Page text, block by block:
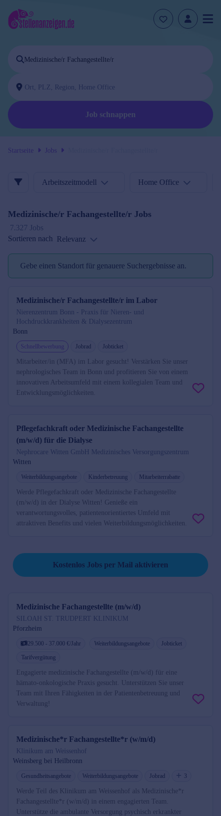
Job schnappen
Startseite Jobs
Arbeitszeitmodell Home Office
Medizinische/r Fachangestellte/r Jobs
7.327 Jobs
Sortieren nach Relevanz
Gebe einen Standort für genauere Suchergebnisse an.
Medizinische/r Fachangestellte/r im Labor
Nierenzentrum Bonn - Praxis für Nieren- und
Hochdruckkrankheiten & Dialysezentrum
Bonn
Schnellbewerbung Jobrad Jobticket
Mitarbeiter/in (MFA) im Labor gesucht! Verstärken Sie unser
nephrologisches Team in Bonn und profitieren Sie von einem
innovativen Arbeitsumfeld mit einem kollegialen Team und
Entwicklungsmöglichkeiten.
Pflegefachkraft oder Medizinische Fachangestellte
(m/w/d) für die Dialyse
Nephrocare Witten GmbH Medizinisches Versorgungszentrum
Witten
Weiterbildungsangebote Kinderbetreuung Mitarbeiterrabatte
Werde Pflegefachkraft oder Medizinische Fachangestellte
(m/w/d) in der Dialyse Witten! Genieße ein
verantwortungsvolles, patientenorientiertes Umfeld mit
attraktiven Benefits und vielen Weiterbildungsmöglichkeiten.
Kostenlos Jobs per Mail aktivieren
Medizinische Fachangestellte (m/w/d)
SILOAH ST. TRUDPERT KLINIKUM
Pforzheim
29.500 - 37.000 €/Jahr Weiterbildungsangebote
Jobticket
Tarifvergütung
Engagierte medizinische Fachangestellte (m/w/d) für eine
hämato-onkologische Praxis gesucht. Unterstützen Sie unser
Team mit Ihren Fähigkeiten in der Patientenbetreuung und
Verwaltung!
Medizinische*r Fachangestellte*r (w/m/d)
Klinikum am Weissenhof
Weinsberg bei Heilbronn
Gesundheitsangebote Weiterbildungsangebote Jobrad 3
Werde Teil des Klinikum am Weissenhof als Medizinische*r
Fachangestellte*r (w/m/d) in einem engagierten Team.
Unterstütze die ambulante Versorgung psychisch erkrankter